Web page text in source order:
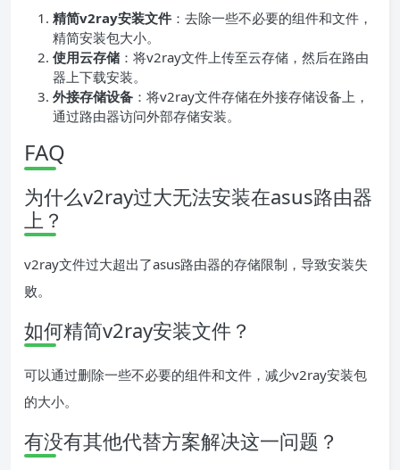
精简v2ray安装文件 ：去除一些不必要的组件和文件，
精简安装包大小。
使用云存储 ：将v2ray文件上传至云存储，然后在路由
器上下载安装。
外接存储设备 ：将v2ray文件存储在外接存储设备上，
通过路由器访问外部存储安装。
FAQ
为什么v2ray过大无法安装在asus路由器
上？
v2ray文件过大超出了asus路由器的存储限制，导致安装失
败。
如何精简v2ray安装文件？
可以通过删除一些不必要的组件和文件，减少v2ray安装包
的大小。
有没有其他代替方案解决这一问题？